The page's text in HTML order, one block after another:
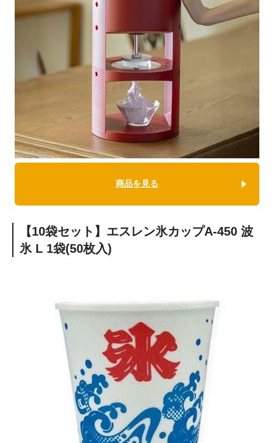
商品を見る
【10袋セット】エスレン氷カップA-450 波
氷 L 1袋(50枚入)